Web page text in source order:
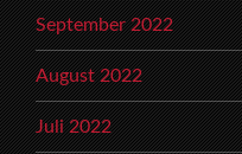
September 2022
August 2022
Juli 2022